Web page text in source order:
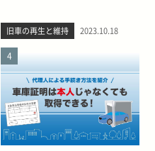
旧車の再生と維持 2023.10.18
4